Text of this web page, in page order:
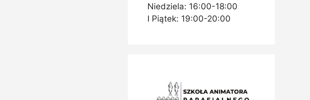
Niedziela: 16:00-18:00
I Piątek: 19:00-20:00